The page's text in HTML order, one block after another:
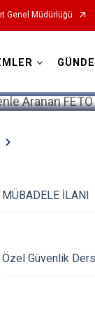
Genel Müdürlüğü
MÜBADELE İLANI
Özel Güvenlik